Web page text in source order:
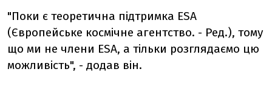
"Поки є теоретична підтримка ESA
(Європейське космічне агентство. - Ред.), тому
що ми не члени ESA, а тільки розглядаємо цю
можливість", - додав він.